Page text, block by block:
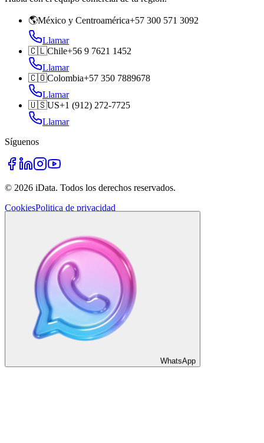
🌎México y Centroamérica+57 300 571 3092
Llamar
🇨🇱Chile+56 9 7621 1452
Llamar
🇨🇴Colombia+57 350 7889678
Llamar
🇺🇸US+1 (912) 272-7725
Llamar
Síguenos
© 2026 iData. Todos los derechos reservados.
CookiesPolitica de privacidad
WhatsApp